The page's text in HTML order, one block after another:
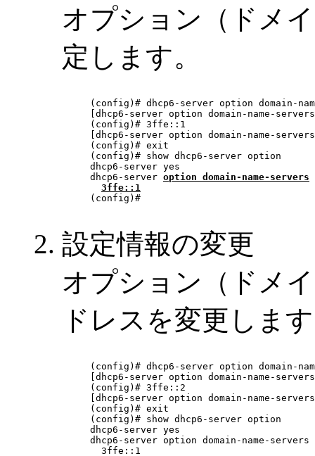
オプション（ドメ
定します。
(config)# dhcp6-server option domain-
[dhcp6-server option domain-name-
(config)# 3ffe::1
[dhcp6-server option domain-name-
(config)# exit
(config)# show dhcp6-server option
dhcp6-server yes
dhcp6-server option domain-name-servers
3ffe::1
(config)#
設定情報の変更
オプション（ドメ
ドレスを変更しま
(config)# dhcp6-server option domain-
[dhcp6-server option domain-name-
(config)# 3ffe::2
[dhcp6-server option domain-name-
(config)# exit
(config)# show dhcp6-server option
dhcp6-server yes
dhcp6-server option domain-name-servers
  3ffe::1